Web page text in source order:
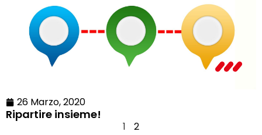
26 Marzo, 2020
Ripartire insieme!
1 2